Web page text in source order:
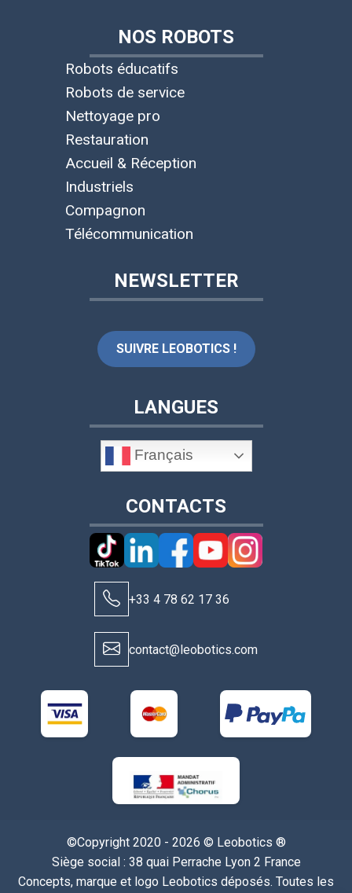
NOS ROBOTS
Robots éducatifs
Robots de service
Nettoyage pro
Restauration
Accueil & Réception
Industriels
Compagnon
Télécommunication
NEWSLETTER
SUIVRE LEOBOTICS !
LANGUES
Français
CONTACTS
+33 4 78 62 17 36
contact@leobotics.com
©Copyright 2020 - 2026 © Leobotics ®
Siège social : 38 quai Perrache Lyon 2 France
Concepts, marque et logo Leobotics déposés. Toutes les